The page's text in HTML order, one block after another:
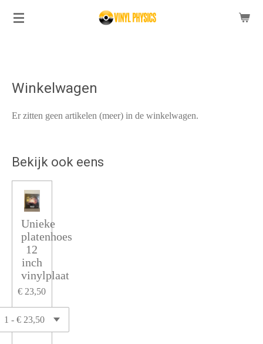
Ga
hoofdinhoud
Winkelwagen
Er zitten geen artikelen (meer) in de winkelwagen.
Bekijk ook eens
Unieke
platenhoes
12
inch
vinylplaat
€ 23,50